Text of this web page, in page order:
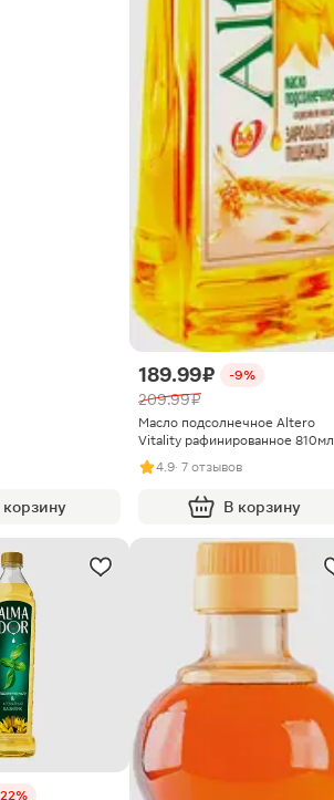
189.99 ₽ -9%
209.99 ₽
Масло подсолнечное Altero
Vitality рафинированное 810мл
4.9· 7 отзывов
В корзину